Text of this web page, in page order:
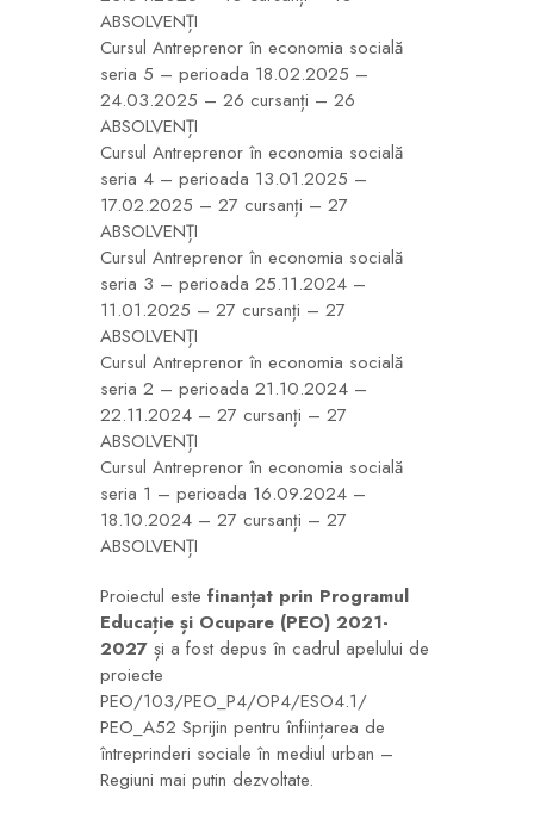
ABSOLVENȚI
Cursul Antreprenor în economia socială
seria 5 – perioada 18.02.2025 –
24.03.2025 – 26 cursanți – 26
ABSOLVENȚI
Cursul Antreprenor în economia socială
seria 4 – perioada 13.01.2025 –
17.02.2025 – 27 cursanți – 27
ABSOLVENȚI
Cursul Antreprenor în economia socială
seria 3 – perioada 25.11.2024 –
11.01.2025 – 27 cursanți – 27
ABSOLVENȚI
Cursul Antreprenor în economia socială
seria 2 – perioada 21.10.2024 –
22.11.2024 – 27 cursanți – 27
ABSOLVENȚI
Cursul Antreprenor în economia socială
seria 1 – perioada 16.09.2024 –
18.10.2024 – 27 cursanți – 27
ABSOLVENȚI
Proiectul este finanțat prin Programul
Educație și Ocupare (PEO) 2021-
2027 și a fost depus în cadrul apelului de
proiecte
PEO/103/PEO_P4/OP4/ESO4.1/
PEO_A52 Sprijin pentru înființarea de
întreprinderi sociale în mediul urban –
Regiuni mai putin dezvoltate.